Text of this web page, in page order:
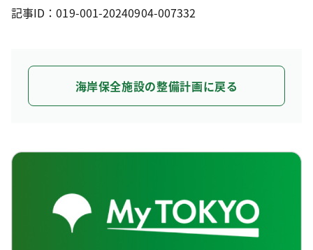
記事ID：019-001-20240904-007332
海岸保全施設の整備計画に戻る